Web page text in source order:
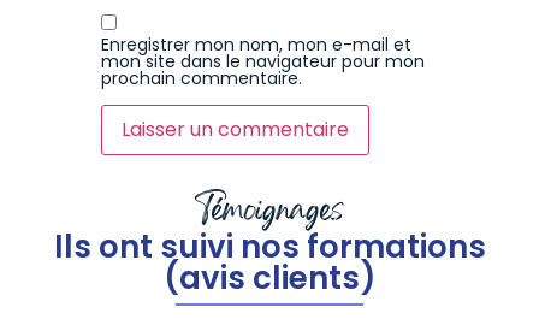
Enregistrer mon nom, mon e-mail et
mon site dans le navigateur pour mon
prochain commentaire.
Témoignages
Ils ont suivi nos formations
(avis clients)